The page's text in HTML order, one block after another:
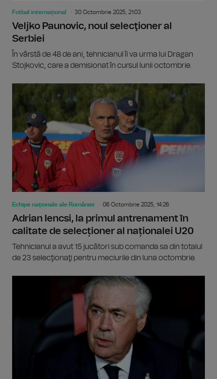
Fotbal internațional 30 Octombrie 2025, 21:03
Veljko Paunovic, noul selecţioner al
Serbiei
În vârstă de 48 de ani, tehnicianul îi va urma lui Dragan
Stojkovic, care a demisionat în cursul lunii octombrie.
Echipe naționale ale României 06 Octombrie 2025, 14:26
Adrian Iencsi, la primul antrenament în
calitate de selecționer al naționalei U20
Tehnicianul a avut 15 jucători sub comanda sa din totalul
de 23 selecţionaţi pentru meciurile din luna octombrie.